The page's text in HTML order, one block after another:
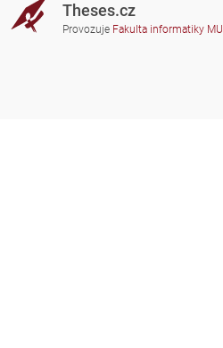
Theses.cz
Provozuje Fakulta informatiky MU